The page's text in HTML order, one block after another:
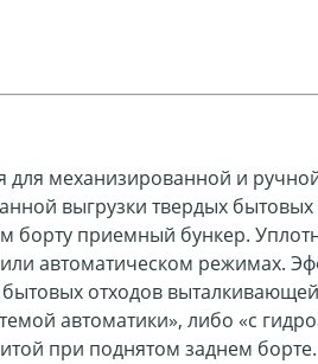
для механизированной и
выгрузки твердых
борту приемный бункер.
автоматическом режимах.
отходов
автоматики», либо «с
при поднятом заднем борте.